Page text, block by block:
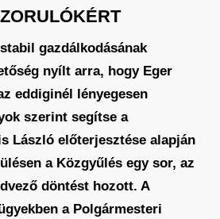
gazdálkodásának
nyílt arra, hogy Eger
eddiginél lényegesen
szerint segítse a
László előterjesztése alapján
a Közgyűlés egy sor, az
döntést hozott. A
a Polgármesteri